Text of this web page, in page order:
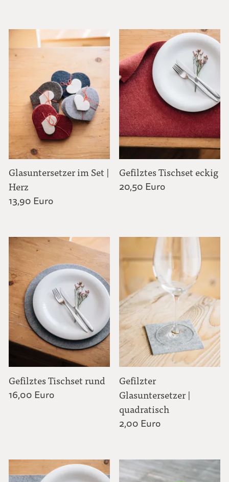
Glasuntersetzer im Set |
Herz
13,90 Euro
Gefilztes Tischset eckig
20,50 Euro
Gefilztes Tischset rund
16,00 Euro
Gefilzter
Glasuntersetzer |
quadratisch
2,00 Euro